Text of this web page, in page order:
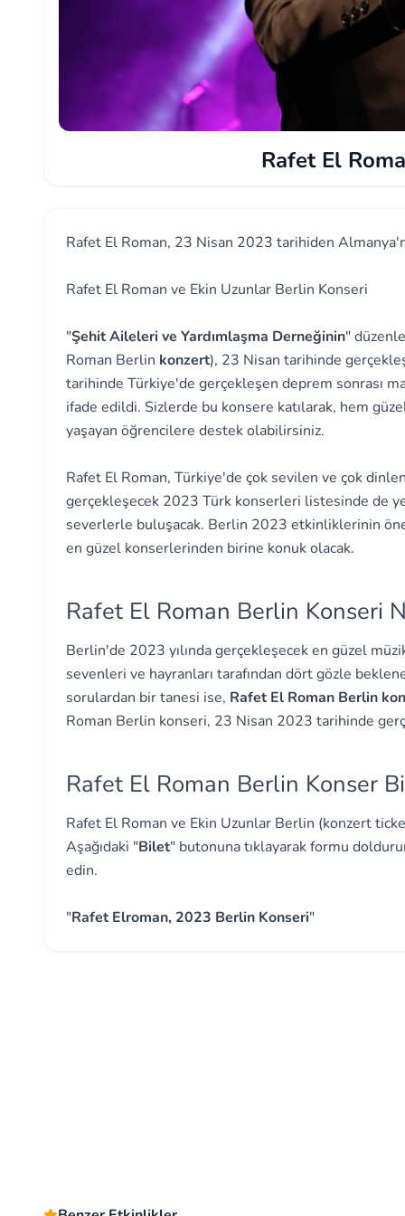
Rafet El
Rafet El Roman, 23 Nisan 2023 tarihiden
Rafet El Roman ve Ekin Uzunlar Berlin Konseri
"Şehit Aileleri ve Yardımlaşma Derneğinin"
Roman Berlin konzert), 23 Nisan tarihinde
tarihinde Türkiye'de gerçekleşen deprem sonrası
ifade edildi. Sizlerde bu konsere katılarak, hem
yaşayan öğrencilere destek olabilirsiniz.
Rafet El Roman, Türkiye'de çok sevilen ve çok
gerçekleşecek 2023 Türk konserleri listesinde de
severlerle buluşacak. Berlin 2023 etkinliklerinin
en güzel konserlerinden birine konuk olacak.
Rafet El Roman Berlin Konseri
Berlin'de 2023 yılında gerçekleşecek en güzel
sevenleri ve hayranları tarafından dört gözle
sorulardan bir tanesi ise, Rafet El Roman Berlin
Roman Berlin konseri, 23 Nisan 2023 tarihinde
Rafet El Roman Berlin Konser
Rafet El Roman ve Ekin Uzunlar Berlin (konzert
Aşağıdaki "Bilet" butonuna tıklayarak formu
edin.
"Rafet Elroman, 2023 Berlin Konseri"